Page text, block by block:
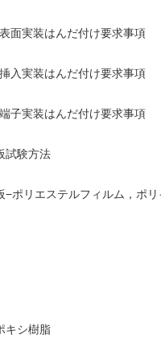
面実装はんだ付け要求事項
入実装はんだ付け要求事項
子実装はんだ付け要求事項
試験方法
−ポリエステルフィルム，ポリ
キシ樹脂